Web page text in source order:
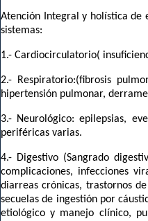
Atención Integral y holística de
sistemas:
1.- Cardiocirculatorio(
2.- Respiratorio:(fibrosis
hipertensión pulmonar,
3.- Neurológico: epilepsias,
periféricas varias.
4.- Digestivo (Sangrado
complicaciones, infecciones
diarreas crónicas, trastornos
secuelas de
etiológico y manejo clínico,